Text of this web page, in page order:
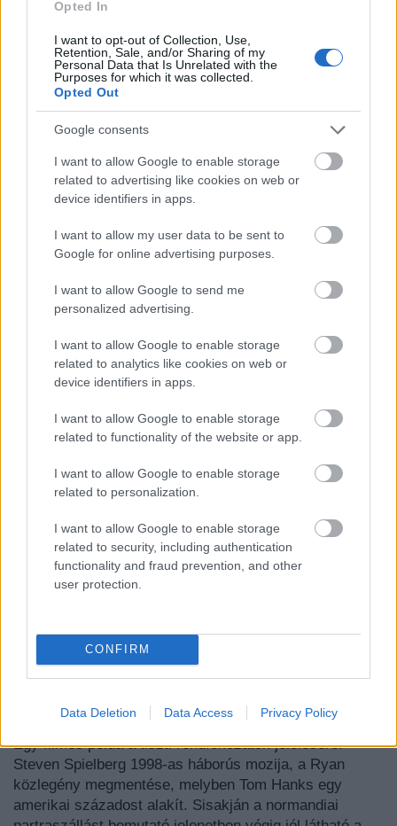
Opted In
I want to opt-out of Collection, Use,
Retention, Sale, and/or Sharing of my
Personal Data that Is Unrelated with the
Purposes for which it was collected.
Opted Out
Google consents
I want to allow Google to enable storage
related to advertising like cookies on web or
device identifiers in apps.
I want to allow my user data to be sent to
Google for online advertising purposes.
I want to allow Google to send me
personalized advertising.
I want to allow Google to enable storage
related to analytics like cookies on web or
device identifiers in apps.
I want to allow Google to enable storage
related to functionality of the website or app.
I want to allow Google to enable storage
related to personalization.
I want to allow Google to enable storage
related to security, including authentication
functionality and fraud prevention, and other
user protection.
CONFIRM
Data Deletion Data Access Privacy Policy
helyeztek el vállapjaikon, a tábornokok esetében
angol hadsereg rendfokozatai láthatóak, majd Bernard
Law Montgomery tábornok "General" (vezérezredes)
jelzéssel.
Egy filmes példa a tiszti rendfokozatok jelölésére:
Steven Spielberg 1998-as háborús mozija, a Ryan
közlegény megmentése, melyben Tom Hanks egy
amerikai századost alakít. Sisakján a normandiai